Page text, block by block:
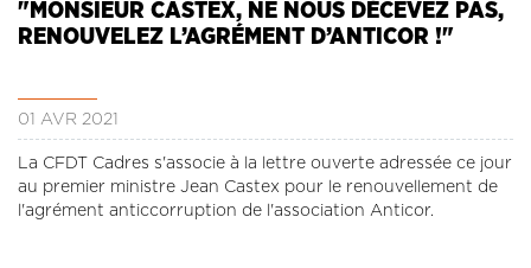
"MONSIEUR CASTEX, NE NOUS DÉCEVEZ PAS,
RENOUVELEZ L’AGRÉMENT D’ANTICOR !"
01 AVR 2021
La CFDT Cadres s'associe à la lettre ouverte adressée ce jour
au premier ministre Jean Castex pour le renouvellement de
l'agrément anticcorruption de l'association Anticor.